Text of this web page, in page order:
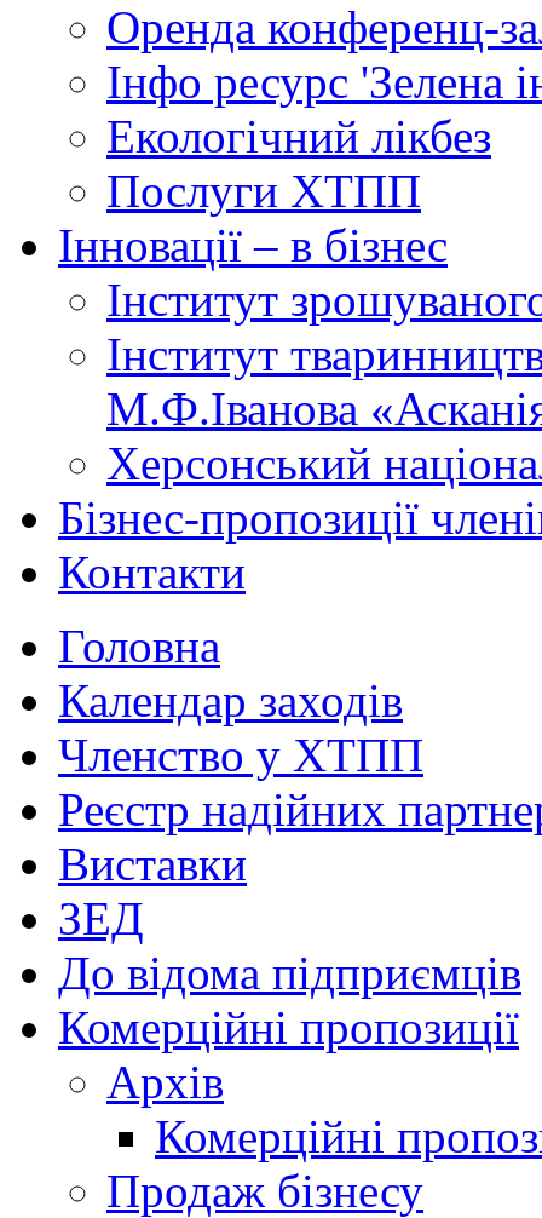
Оренда конференц-
Інфо ресурс 'Зелена
Екологічний лікбез
Послуги ХТПП
Інновації – в бізнес
Інститут
Інститут
М.Ф.Іванова
Херсонський
Бізнес-пропозиції
Контакти
Головна
Календар заходів
Членство у ХТПП
Реєстр надійних
Виставки
ЗЕД
До відома підприємців
Комерційні пропозиції
Архів
Комерційні
Продаж бізнесу